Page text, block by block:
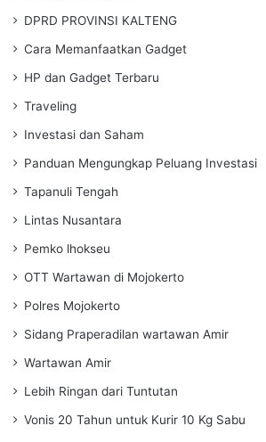
DPRD PROVINSI KALTENG
Cara Memanfaatkan Gadget
HP dan Gadget Terbaru
Traveling
Investasi dan Saham
Panduan Mengungkap Peluang Investasi
Tapanuli Tengah
Lintas Nusantara
Pemko lhokseu
OTT Wartawan di Mojokerto
Polres Mojokerto
Sidang Praperadilan wartawan Amir
Wartawan Amir
Lebih Ringan dari Tuntutan
Vonis 20 Tahun untuk Kurir 10 Kg Sabu